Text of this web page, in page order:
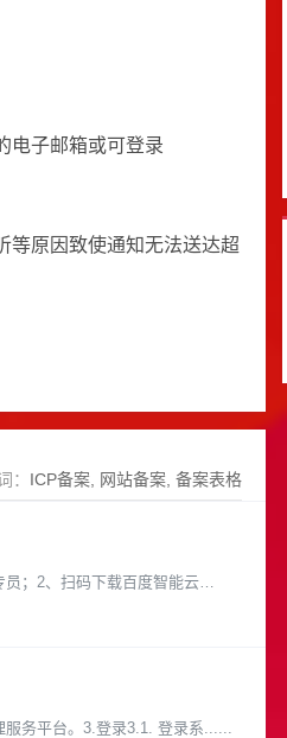
电子邮箱或可登录
等原因致使通知无法送达超
： ICP备案 网站备案 备案表格
；2、扫码下载百度智能云
务平台。3.登录3.1. 登录系......